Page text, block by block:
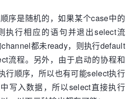
5 * time.Second)
序是随机的，如果某个case中的
执行相应的语句并退出select流
都未ready，则执行default
流程。另外，由于启动的协程和
行顺序，所以也有可能select执行
写入数据，所以select直接执行